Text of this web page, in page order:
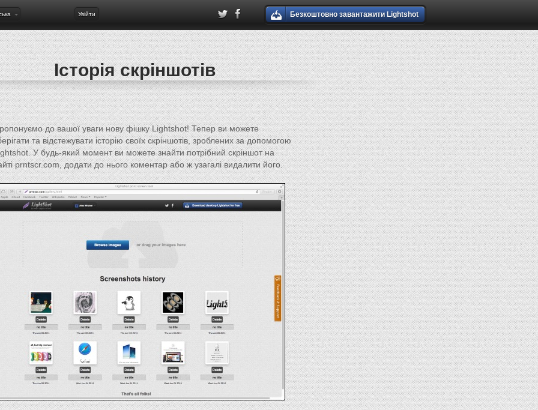
Увійти Безкоштовно завантажити Lightshot
Історія скріншотів
до вашої уваги нову фішку Lightshot! Тепер ви можете
та відстежувати історію своїх скріншотів, зроблених за допомогою
У будь-який момент ви можете знайти потрібний скріншот на
prntscr.com, додати до нього коментар або ж узагалі видалити його.